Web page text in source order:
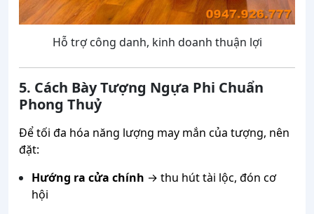
Hỗ trợ công danh, kinh doanh thuận lợi
5. Cách Bày Tượng Ngựa Phi Chuẩn
Phong Thuỷ
Để tối đa hóa năng lượng may mắn của tượng, nên
đặt:
Hướng ra cửa chính → thu hút tài lộc, đón cơ
hội